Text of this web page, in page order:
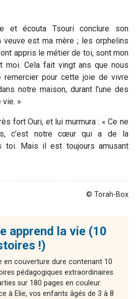
et écouta Tsouri conclure son
veuve est ma mère ; les orphelins
appris le métier de toi, sont mon
moi. Cela fait vingt ans que nous
remercier pour cette joie de vivre
notre maison, durant l’une des
»
fort Ouri, et lui murmura : « Ce ne
c’est notre cœur qui a de la
toi. Mais il est toujours amusant
© Torah-Box
apprend la vie (10
!)
en couverture dure contenant 10
pédagogiques extraordinaires
sur 180 pages en couleur.
à Elie, vos enfants âgés de 3 à 8